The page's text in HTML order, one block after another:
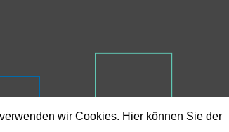
wir Cookies. Hier können Sie der